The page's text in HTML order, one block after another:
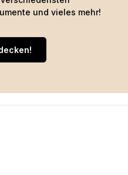
und vieles mehr!